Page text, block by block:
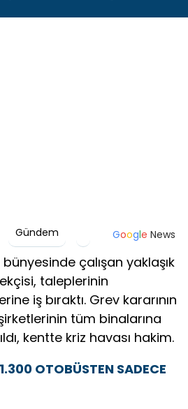
Gündem Google News
bünyesinde çalışan yaklaşık
taleplerinin
iş bıraktı. Grev kararının
tüm binalarına
kentte kriz havası hakim.
OTOBÜSTEN SADECE